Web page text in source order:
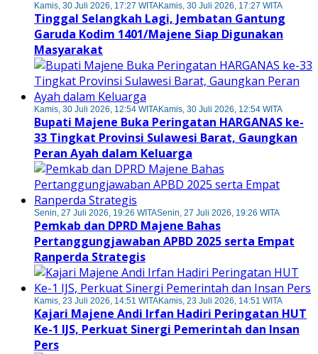
Kamis, 30 Juli 2026, 17:27 WITAKamis, 30 Juli 2026, 17:27 WITA
Tinggal Selangkah Lagi, Jembatan Gantung
Garuda Kodim 1401/Majene Siap Digunakan
Masyarakat
Kamis, 30 Juli 2026, 12:54 WITAKamis, 30 Juli 2026, 12:54 WITA
Bupati Majene Buka Peringatan HARGANAS ke-
33 Tingkat Provinsi Sulawesi Barat, Gaungkan
Peran Ayah dalam Keluarga
Senin, 27 Juli 2026, 19:26 WITASenin, 27 Juli 2026, 19:26 WITA
Pemkab dan DPRD Majene Bahas
Pertanggungjawaban APBD 2025 serta Empat
Ranperda Strategis
Kamis, 23 Juli 2026, 14:51 WITAKamis, 23 Juli 2026, 14:51 WITA
Kajari Majene Andi Irfan Hadiri Peringatan HUT
Ke-1 IJS, Perkuat Sinergi Pemerintah dan Insan
Pers